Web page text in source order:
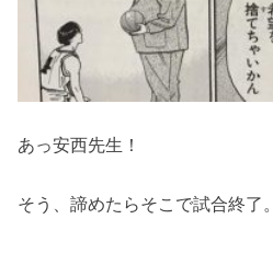
あっ安西先生！
そう、諦めたらそこで試合終了。